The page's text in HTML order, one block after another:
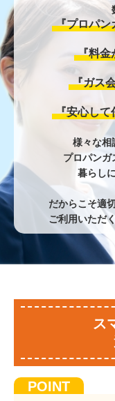
『プロパン
『料金
『ガス
『安心して
様々な相
プロパンガ
暮らし
だからこそ適
ご利用いただ
ス